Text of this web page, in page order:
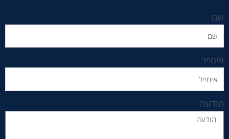
שם
אימייל
הודעה